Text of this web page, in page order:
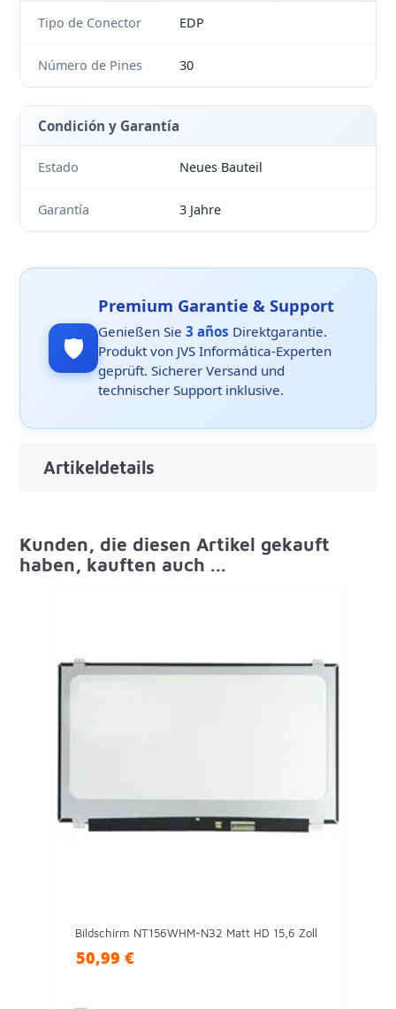
Tipo de Conector EDP
Número de Pines 30
Condición y Garantía
Estado Neues Bauteil
Garantía 3 Jahre
🛡️
Premium Garantie & Support
Genießen Sie3 años Direktgarantie.
Produkt von JVS Informática-Experten
geprüft. Sicherer Versand und
technischer Support inklusive.
Artikeldetails
Kunden, die diesen Artikel gekauft
haben, kauften auch ...
Bildschirm NT156WHM-N32 Matt HD 15,6 Zoll
50,99 €